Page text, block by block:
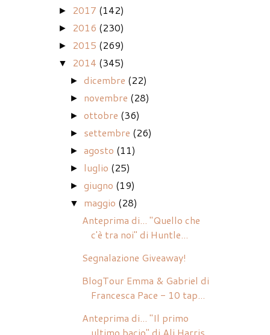
► 2017 (142)
► 2016 (230)
► 2015 (269)
▼ 2014 (345)
►dicembre (22)
► novembre (28)
►ottobre (36)
► settembre (26)
►agosto (11)
► luglio (25)
►giugno (19)
▼ maggio (28)
Anteprima di... "Quello che
c'è tra noi" di Huntle...
Segnalazione Giveaway!
BlogTour Emma & Gabriel di
Francesca Pace - 10 tap...
Anteprima di... "Il primo
ultimo bacio" di Ali Harris